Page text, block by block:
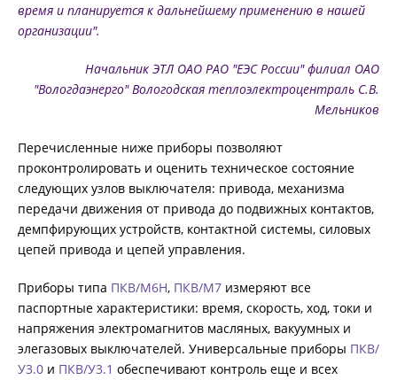
время и планируется к дальнейшему применению в нашей
организации".
Начальник ЭТЛ ОАО РАО "ЕЭС России" филиал ОАО
"Вологдаэнерго" Вологодская теплоэлектроцентраль С.В.
Мельников
Перечисленные ниже приборы позволяют
проконтролировать и оценить техническое состояние
следующих узлов выключателя: привода, механизма
передачи движения от привода до подвижных контактов,
демпфирующих устройств, контактной системы, силовых
цепей привода и цепей управления.
Приборы типа ПКВ/М6Н, ПКВ/М7 измеряют все
паспортные характеристики: время, скорость, ход, токи и
напряжения электромагнитов масляных, вакуумных и
элегазовых выключателей. Универсальные приборы ПКВ/
У3.0 и ПКВ/У3.1 обеспечивают контроль еще и всех